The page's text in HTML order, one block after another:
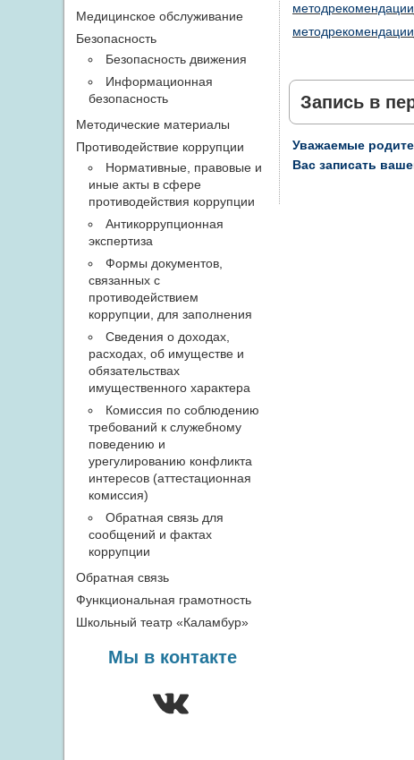
Запись в
Уважаемые
Вас записать
Медицинское обслуживание
Безопасность
Безопасность движения
Информационная
безопасность
Методические материалы
Противодействие коррупции
Нормативные, правовые и
иные акты в сфере
противодействия коррупции
Антикоррупционная
экспертиза
Формы документов,
связанных с
противодействием
коррупции, для заполнения
Сведения о доходах,
расходах, об имуществе и
обязательствах
имущественного характера
Комиссия по соблюдению
требований к служебному
поведению и
урегулированию конфликта
интересов (аттестационная
комиссия)
Обратная связь для
сообщений и фактах
коррупции
Обратная связь
Функциональная грамотность
Школьный театр «Каламбур»
Мы в контакте
ВКонтакте